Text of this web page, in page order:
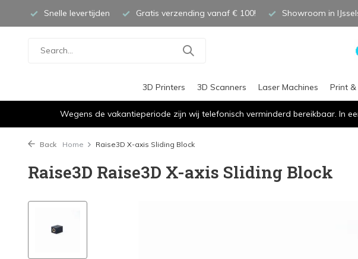
Snelle levertijden Gratis verzending vanaf € 100! Showroom in
3D Printers 3D Scanners Laser Machines Print
Wegens de vakantieperiode zijn wij telefonisch verminderd bereikbaar. In
Back Home Raise3D X-axis Sliding Block
Raise3D Raise3D X-axis Sliding Block